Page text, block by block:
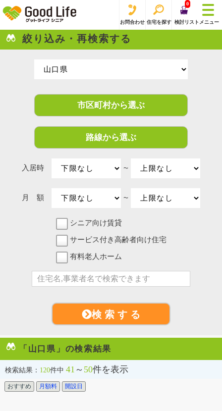
お問合わせ 住宅を探す
0
検討リスト メニュー
絞り込み・再検索する
市区町村から選ぶ
路線から選ぶ
入居時 〜
月 額 〜
シニア向け賃貸
サービス付き高齢者向け住宅
有料老人ホーム
検 索 す る
「山口県」の検索結果
検索結果： 120件中 41 ～ 50件を表示
おすすめ 月額料 開設日